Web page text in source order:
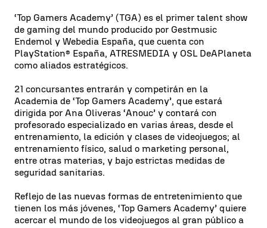
‘Top Gamers Academy’ (TGA) es el primer talent show
de gaming del mundo producido por Gestmusic
Endemol y Webedia España, que cuenta con
PlayStation® España, ATRESMEDIA y OSL DeAPlaneta
como aliados estratégicos.
21 concursantes entrarán y competirán en la
Academia de ‘Top Gamers Academy’, que estará
dirigida por Ana Oliveras ‘Anouc’ y contará con
profesorado especializado en varias áreas, desde el
entrenamiento, la edición y clases de videojuegos; al
entrenamiento físico, salud o marketing personal,
entre otras materias, y bajo estrictas medidas de
seguridad sanitarias.
Reflejo de las nuevas formas de entretenimiento que
tienen los más jóvenes, ‘Top Gamers Academy’ quiere
acercar el mundo de los videojuegos al gran público a